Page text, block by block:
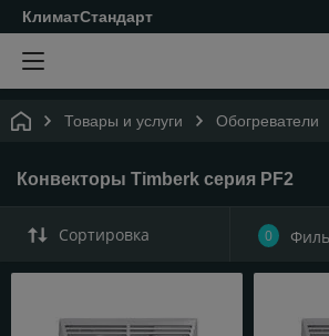
КлиматСтандарт
Товары и услуги Обогреватели
Конвекторы Timberk серия PF2
Сортировка 0